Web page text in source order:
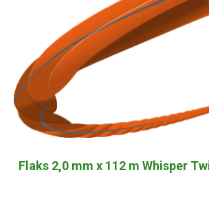
Flaks 2,0 mm x 112 m Whisper